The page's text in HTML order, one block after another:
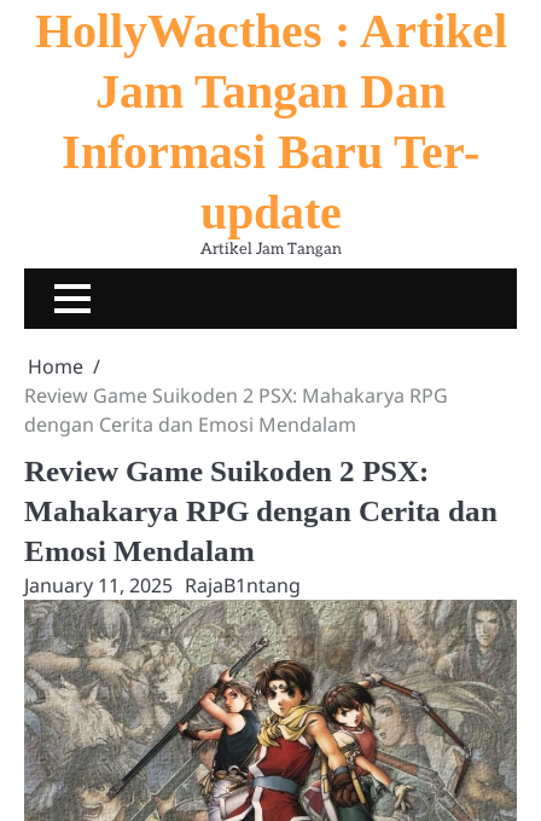
SkipHollyWacthes : Artikel
Jam Tangan Dan
Informasi Baru Ter-
update
Artikel Jam Tangan
TERNAMA
JAM
Home
Review Game Suikoden 2 PSX: Mahakarya RPG
dengan Cerita dan Emosi Mendalam
Review Game Suikoden 2 PSX:
Mahakarya RPG dengan Cerita dan
Emosi Mendalam
January 11, 2025 RajaB1ntang